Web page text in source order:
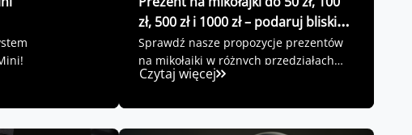
zł, 500 zł i 1000 zł – podaruj bliskim
radość z DJI
Sprawdź nasze propozycje prezentów
na mikołajki w różnych przedziałach
cenowych!
Czytaj więcej